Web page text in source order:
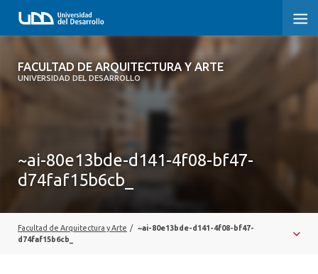
FACULTAD DE ARQUITECTURA Y ARTE
UNIVERSIDAD DEL DESARROLLO
FACULTAD DE ARQUITECTURA Y ARTE
CARRERA
MAGÍSTER
~ai-80e13bde-d141-4f08-bf47-
d74faf15b6cb_
Facultad de Arquitectura y Arte / ~ai-80e13bde-d141-4f08-bf47-
d74faf15b6cb_